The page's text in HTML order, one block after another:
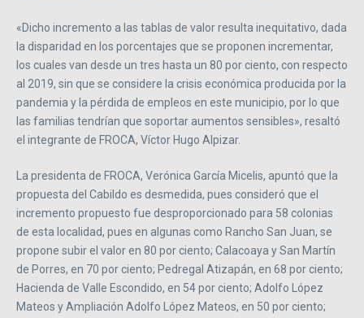
«Dicho incremento a las tablas de valor resulta inequitativo, dada
la disparidad en los porcentajes que se proponen incrementar,
los cuales van desde un tres hasta un 80 por ciento, con respecto
al 2019, sin que se considere la crisis económica producida por la
pandemia y la pérdida de empleos en este municipio, por lo que
las familias tendrían que soportar aumentos sensibles», resaltó
el integrante de FROCA, Víctor Hugo Alpizar.
La presidenta de FROCA, Verónica García Micelis, apuntó que la
propuesta del Cabildo es desmedida, pues consideró que el
incremento propuesto fue desproporcionado para 58 colonias
de esta localidad, pues en algunas como Rancho San Juan, se
propone subir el valor en 80 por ciento; Calacoaya y San Martín
de Porres, en 70 por ciento; Pedregal Atizapán, en 68 por ciento;
Hacienda de Valle Escondido, en 54 por ciento; Adolfo López
Mateos y Ampliación Adolfo López Mateos, en 50 por ciento;